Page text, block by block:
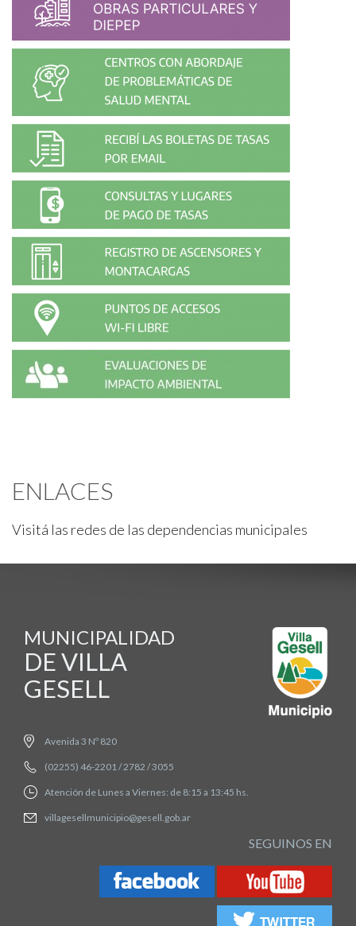
ENLACES
Visitá las redes de las dependencias municipales
MUNICIPALIDAD
DE VILLA
GESELL
Avenida 3 Nº 820
(02255) 46-2201 / 2782 / 3055
Atención de Lunes a Viernes: de 8:15 a 13:45 hs.
villagesellmunicipio@gesell.gob.ar
SEGUINOS EN